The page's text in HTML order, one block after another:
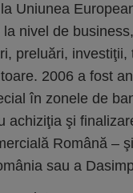
Uniunea
nivel de
preluări,
2006 a fost
în zonele de
achiziţia şi
Română –
sau a